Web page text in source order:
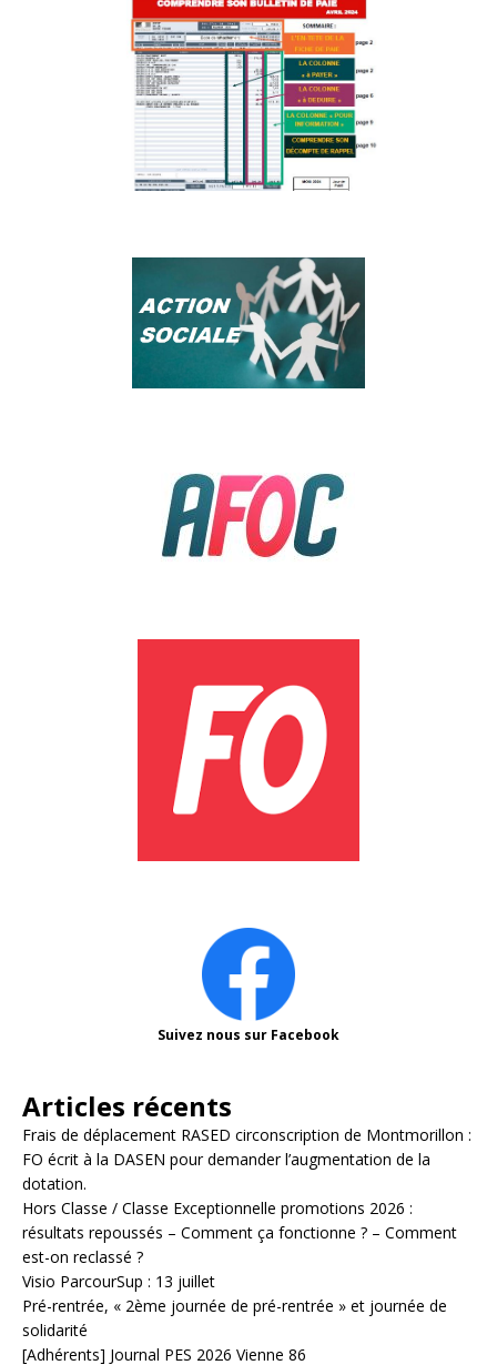
Suivez nous sur Facebook
Articles récents
Frais de déplacement RASED circonscription de Montmorillon :
FO écrit à la DASEN pour demander l’augmentation de la
dotation.
Hors Classe / Classe Exceptionnelle promotions 2026 :
résultats repoussés – Comment ça fonctionne ? – Comment
est-on reclassé ?
Visio ParcourSup : 13 juillet
Pré-rentrée, « 2ème journée de pré-rentrée » et journée de
solidarité
[Adhérents] Journal PES 2026 Vienne 86